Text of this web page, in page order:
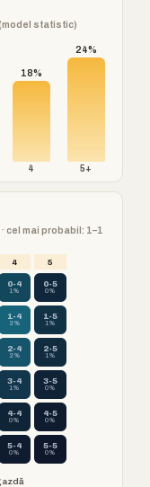
statistic)
18%
4
24%
5+
mai probabil: 1–1
4 5
0-4
1%
0-5
0%
1-4
2%
1-5
1%
2-4
2%
2-5
1%
3-4
1%
3-5
0%
4-4
0%
4-5
0%
5-4
0%
5-5
0%